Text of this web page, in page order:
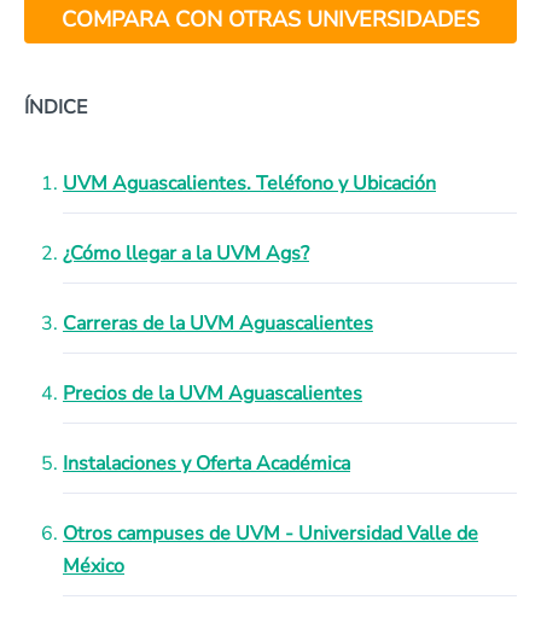
COMPARA CON OTRAS UNIVERSIDADES
ÍNDICE
UVM Aguascalientes. Teléfono y Ubicación
¿Cómo llegar a la UVM Ags?
Carreras de la UVM Aguascalientes
Precios de la UVM Aguascalientes
Instalaciones y Oferta Académica
Otros campuses de UVM - Universidad Valle de
México